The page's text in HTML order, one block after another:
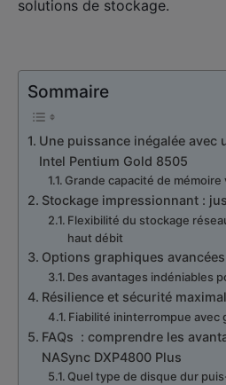
solutions de stockage.
Sommaire
Une puissance inégalée
Intel Pentium Gold 8505
Grande capacité de mémoire
Stockage impressionnant :
Flexibilité du stockage
haut débit
Options graphiques
Des avantages indéniables
Résilience et sécurité
Fiabilité ininterrompue avec
FAQs : comprendre les
NASync DXP4800 Plus
Quel type de disque dur